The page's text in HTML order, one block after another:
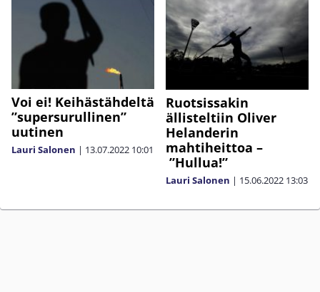
Voi ei! Keihästähdeltä
”supersurullinen”
uutinen
Lauri Salonen | 13.07.2022 10:01
Ruotsissakin
ällisteltiin Oliver
Helanderin
mahtiheittoa –
”Hullua!”
Lauri Salonen | 15.06.2022 13:03